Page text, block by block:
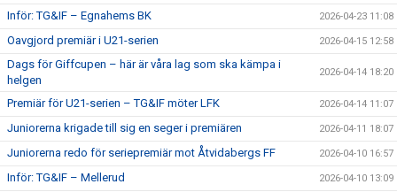
Inför: TG&IF – Egnahems BK 2026-04-23 11:08
Oavgjord premiär i U21-serien 2026-04-15 12:58
Dags för Giffcupen – här är våra lag som ska kämpa i
helgen
2026-04-14 18:20
Premiär för U21-serien – TG&IF möter LFK 2026-04-14 11:07
Juniorerna krigade till sig en seger i premiären 2026-04-11 18:07
Juniorerna redo för seriepremiär mot Åtvidabergs FF 2026-04-10 16:57
Inför: TG&IF – Mellerud 2026-04-10 13:09